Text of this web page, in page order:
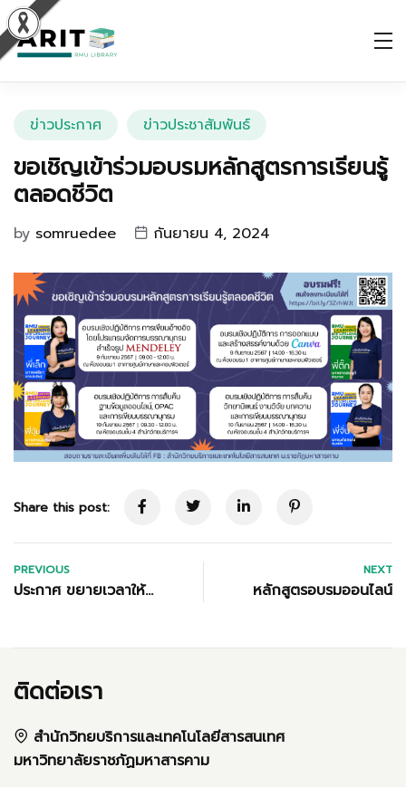
ข่าวประกาศ ข่าวประชาสัมพันธ์
ขอเชิญเข้าร่วมอบรมหลักสูตรการเรียนรู้
ตลอดชีวิต
by somruedee กันยายน 4, 2024
Share this post:
PREVIOUS
ประกาศ ขยายเวลาให้
NEXT
หลักสูตรอบรมออนไลน์
ติดต่อเรา
สำนักวิทยบริการและเทคโนโลยีสารสนเทศ
มหาวิทยาลัยราชภัฏมหาสารคาม